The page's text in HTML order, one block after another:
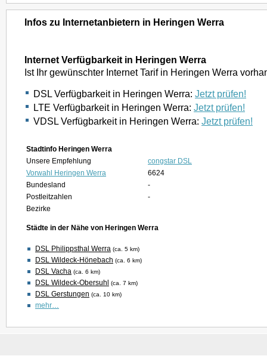
Infos zu Internetanbietern in Heringen Werra
Internet Verfügbarkeit in Heringen Werra
Ist Ihr gewünschter Internet Tarif in Heringen Werra
DSL Verfügbarkeit in Heringen Werra: Jetzt prüfen!
LTE Verfügbarkeit in Heringen Werra: Jetzt prüfen!
VDSL Verfügbarkeit in Heringen Werra: Jetzt prüfen!
Stadtinfo Heringen Werra
Unsere Empfehlung
congstar DSL
Vorwahl Heringen Werra
6624
Bundesland
-
Postleitzahlen
-
Bezirke
Städte in der Nähe von Heringen Werra
DSL Philippsthal Werra (ca. 5 km)
DSL Wildeck-Hönebach (ca. 6 km)
DSL Vacha (ca. 6 km)
DSL Wildeck-Obersuhl (ca. 7 km)
DSL Gerstungen (ca. 10 km)
mehr…